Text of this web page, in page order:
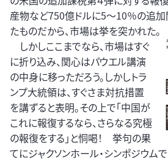
産物など750億ドルに5～10％の追加
たものだから、市場は挙を突かれた。
しかしここまでなら、市場はすぐ
に折り込み、関心はパウエル講演
の中身に移っただろう。しかしトラ
ンプ大統領は、すぐさま対抗措置
を講ずると表明。その上で「中国が
これに報復するなら、さらなる究極
の報復をする」と恫喝！ 挙句の果
てにジャクソンホール・シンポジウム